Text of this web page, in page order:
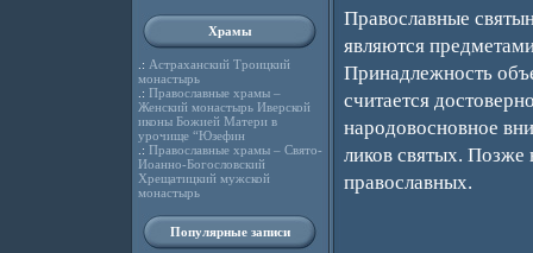
Храмы
.: Астраханский Троицкий
монастырь
.: Православные храмы –
Женский монастырь Иверской
иконы Божией Матери в
урочище “Юзефин
.: Православные храмы – Свято-
Иоанно-Богословский
Хрещатицкий мужской
монастырь
Популярные записи
Православные
являются
Принадлежность
считается
народовосновное
ликов святых. Позже
православных.